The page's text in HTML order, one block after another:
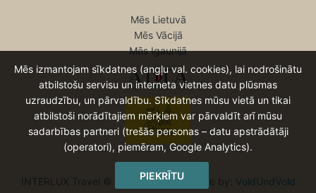
Mēs Lietuvā
Mēs Vācijā
Mēs Igaunijā
INTERLUX Travel © 2015 - 2026 Website by: VoldUndVold
Mēs izmantojam sīkdatnes (angļu val. cookies), lai nodrošinātu
atbilstošu servisu un interneta vietnes datu plūsmas
uzraudzību, un pārvaldību. Sīkdatnes mūsu vietā un tikai
atbilstoši norādītajiem mērķiem var pārvaldīt arī mūsu
sadarbības partneri (trešās personas – datu apstrādātāji
(operatori), piemēram, Google Analytics).
PIEKRĪTU